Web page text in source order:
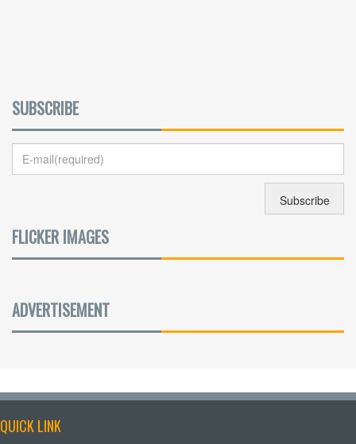
SUBSCRIBE
FLICKER IMAGES
ADVERTISEMENT
QUICK LINK